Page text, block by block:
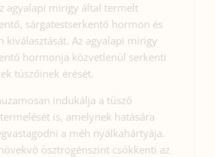
agyalapi mirigy által termelt
sárgatestserkentő hormon és
kiválasztását. Az agyalapi mirigy
hormonja közvetlenül serkenti
tüszőinek érését.
indukálja a tüsző
is, amelynek hatására
a méh nyálkahártyája.
ösztrogénszint csökkenti az